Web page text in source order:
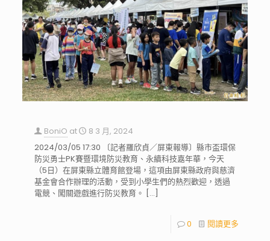
BoniO at
8 3 月, 2024
2024/03/05 17:30 〔記者羅欣貞／屏東報導〕縣市盃環保
防災勇士PK賽暨環境防災教育、永續科技嘉年華，今天
（5日）在屏東縣立體育館登場，這項由屏東縣政府與慈濟
基金會合作辦理的活動，受到小學生們的熱烈歡迎，透過
電競、闖關遊戲進行防災教育。
[…]
0 閱讀更多